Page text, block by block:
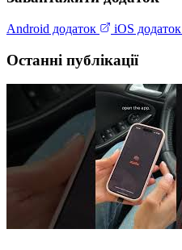
Android додаток iOS додаток
Останні публікації